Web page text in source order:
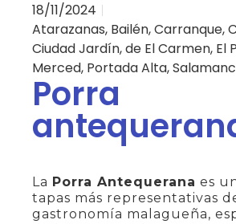
18/11/2024
Atarazanas, Bailén,Carranque,
Ciudad Jardín,de El Carmen, El
Merced, Portada Alta,
Porra
La Porra Antequerana es
tapas más representativas
gastronomía malagueña,